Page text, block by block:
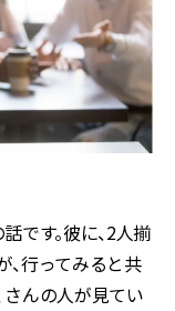
です。彼に、2人揃
行ってみると共
んの人が見てい